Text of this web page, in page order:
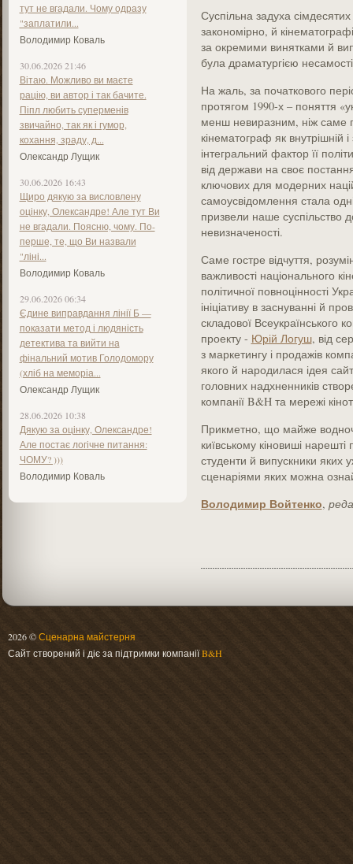
тут не вгадали. Чому одразу
"заплатили...
Володимир Коваль
30.06.2026 21:46
Вітаю. Можливо ви маєте
рацію, ви автор і так бачите.
Піпл любить суперменів
звичайно, так як і гумор,
кохання, зраду, д...
Олександр Лущик
30.06.2026 16:43
Щиро дякую за висловлену
оцінку, Олександре! Але тут Ви
не вгадали. Поясню, чому. По-
перше, те, що Ви назвали
"ліні...
Володимир Коваль
29.06.2026 06:34
Єдине виправдання лінії Б —
показати метод і людяність
детектива та вийти на
фінальний мотив Голодомору
(хліб на меморіа...
Олександр Лущик
28.06.2026 10:38
Дякую за оцінку, Олександре!
Але постає логічне питання:
ЧОМУ? )))
Володимир Коваль
Суспільна задуха
закономірно, й
за окремими винятками й
була драматургією
На жаль, за початкового
протягом 1990-х – поняття
менш невиразним, ніж саме
кінематограф як внутрішній
інтегральний фактор її
від держави на своє постання
ключових для модерних
самоусвідомлення стала
призвели наше суспільство
невизначеності.
Саме гостре відчуття,
важливості національного
політичної повноцінності
ініціативу в заснуванні й
складової Всеукраїнського
проекту - Юрій Логуш, від
з маркетингу і продажів
якого й народилася ідея
головних надхненників
компанії B&H та мережі
Прикметно, що майже
київському кіновиші
студенти й випускники яких
сценаріями яких можна
Володимир Войтенко,
2026 ©Сценарна майстерня
Сайт створений і діє за підтримки компаніїB&H